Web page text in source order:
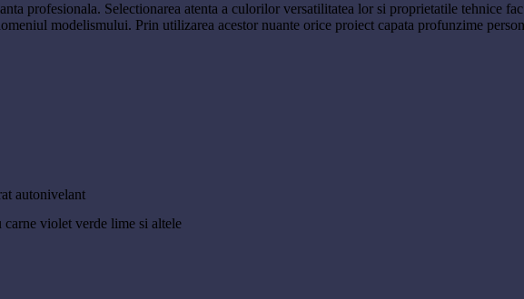
profesionala. Selectionarea atenta a culorilor versatilitatea lor si proprietatile tehnice
modelismului. Prin utilizarea acestor nuante orice proiect capata profunzime
autonivelant
carne violet verde lime si altele